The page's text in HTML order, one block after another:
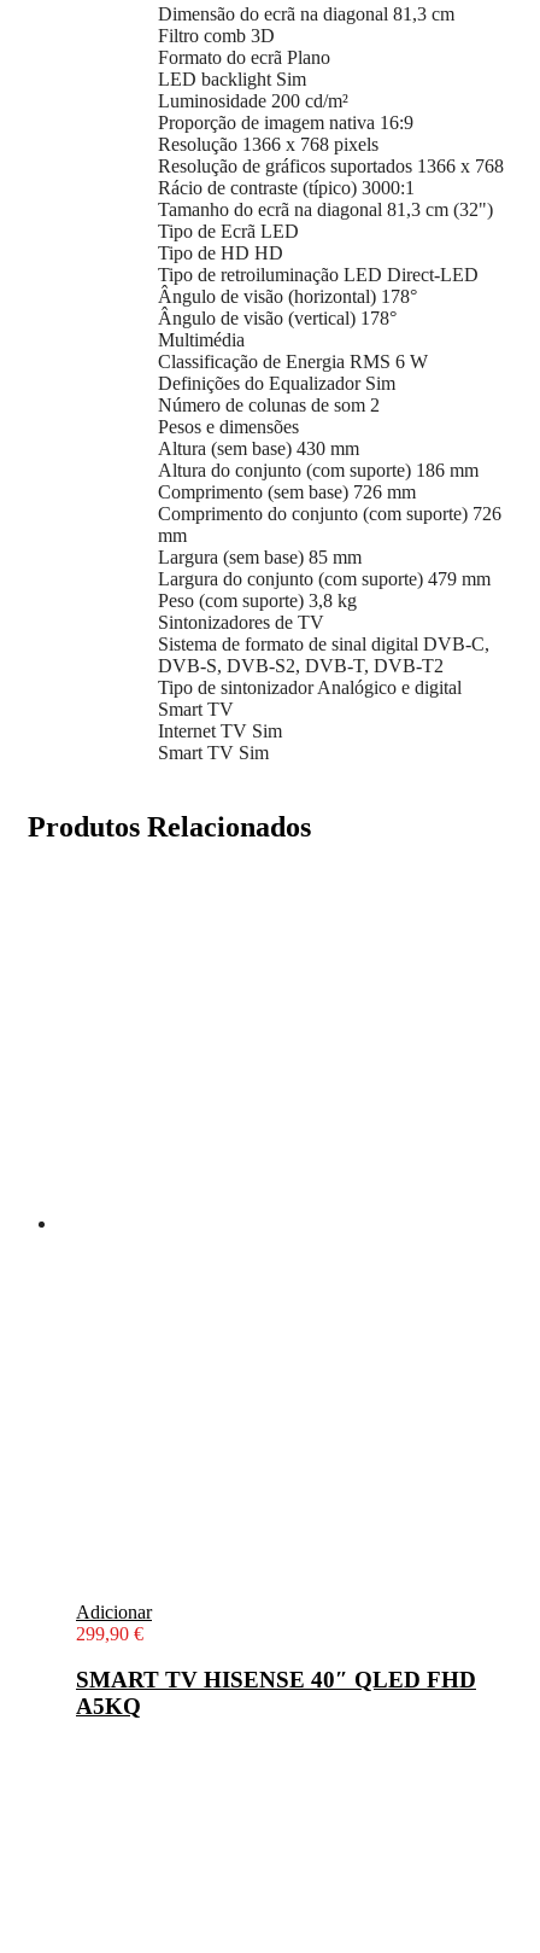
Dimensão do ecrã na diagonal 81,3 cm
Filtro comb 3D
Formato do ecrã Plano
LED backlight Sim
Luminosidade 200 cd/m²
Proporção de imagem nativa 16:9
Resolução 1366 x 768 pixels
Resolução de gráficos suportados 1366 x 768
Rácio de contraste (típico) 3000:1
Tamanho do ecrã na diagonal 81,3 cm (32")
Tipo de Ecrã LED
Tipo de HD HD
Tipo de retroiluminação LED Direct-LED
Ângulo de visão (horizontal) 178°
Ângulo de visão (vertical) 178°
Multimédia
Classificação de Energia RMS 6 W
Definições do Equalizador Sim
Número de colunas de som 2
Pesos e dimensões
Altura (sem base) 430 mm
Altura do conjunto (com suporte) 186 mm
Comprimento (sem base) 726 mm
Comprimento do conjunto (com suporte) 726
mm
Largura (sem base) 85 mm
Largura do conjunto (com suporte) 479 mm
Peso (com suporte) 3,8 kg
Sintonizadores de TV
Sistema de formato de sinal digital DVB-C,
DVB-S, DVB-S2, DVB-T, DVB-T2
Tipo de sintonizador Analógico e digital
Smart TV
Internet TV Sim
Smart TV Sim
Produtos Relacionados
Adicionar
299,90 €
SMART TV HISENSE 40″ QLED FHD
A5KQ